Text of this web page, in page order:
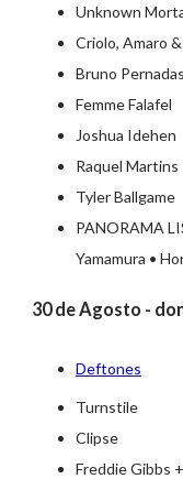
Unknown
Criolo, Amaro
Bruno Pernadas
Femme Falafel
Joshua Idehen
Raquel Martins
Tyler Ballgame
PANORAMA
Yamamura •
30 de Agosto -
Deftones
Turnstile
Clipse
Freddie Gibbs